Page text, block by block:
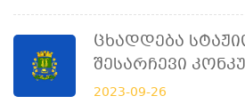
Ცხადდება
Შესარჩევი
2023-09-26